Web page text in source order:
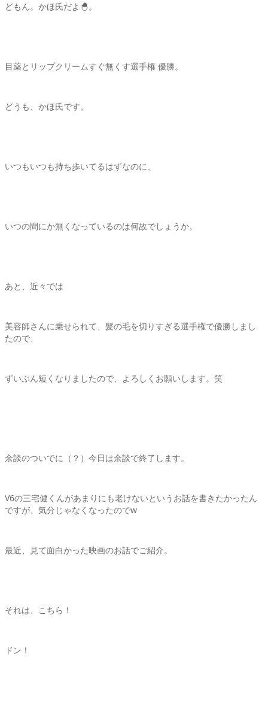
どもん。かほ氏だよ🐣。
目薬とリップクリームすぐ無くす選手権 優勝。
どうも、かほ氏です。
いつもいつも持ち歩いてるはずなのに、
いつの間にか無くなっているのは何故でしょうか。
あと、近々では
美容師さんに乗せられて、髪の毛を切りすぎる選手権で優勝しまし
たので、
ずいぶん短くなりましたので、よろしくお願いします。笑
余談のついでに（？）今日は余談で終了します。
V6の三宅健くんがあまりにも老けないというお話を書きたかったん
ですが、気分じゃなくなったのでw
最近、見て面白かった映画のお話でご紹介。
それは、こちら！
ドン！